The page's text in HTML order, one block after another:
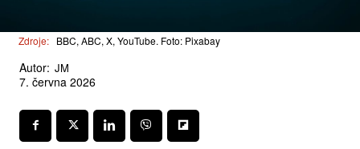
Zdroje: BBC, ABC, X, YouTube. Foto: Pixabay
Autor: JM
7. června 2026